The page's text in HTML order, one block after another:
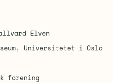
Elven
Universitetet i Oslo
forening